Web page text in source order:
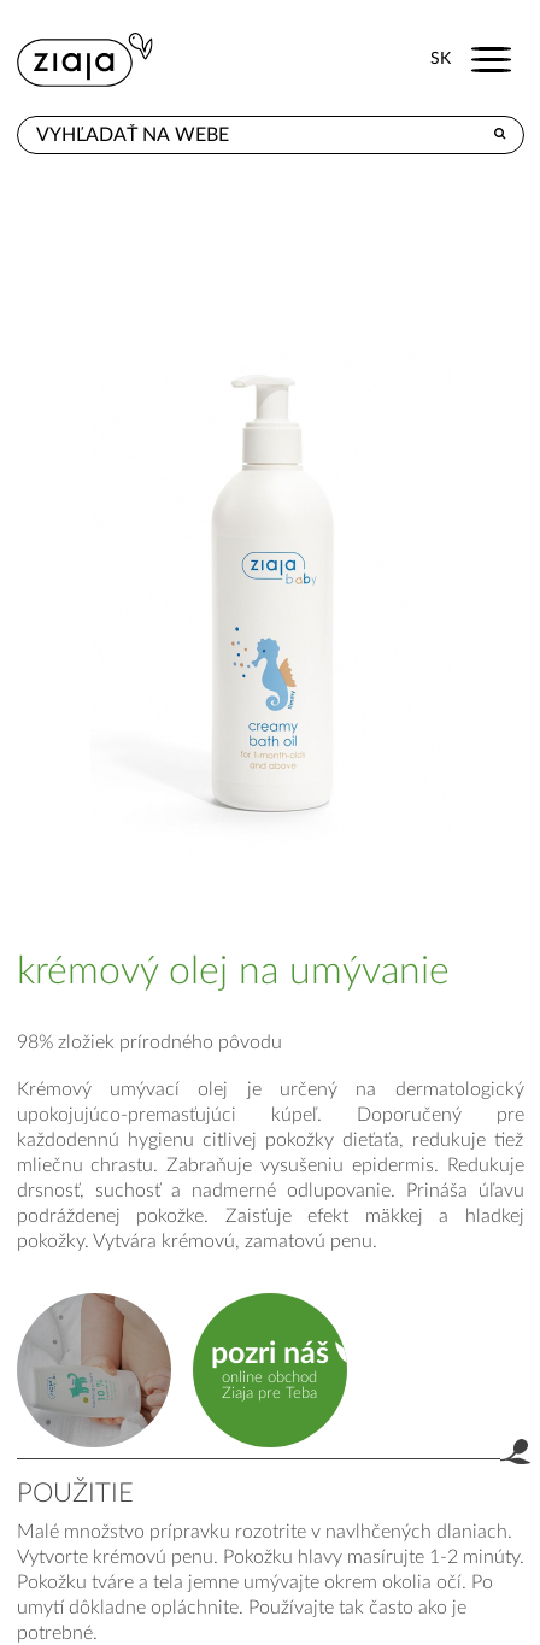
SK Menu
krémový olej na umývanie
98% zložiek prírodného pôvodu
Krémový umývací olej je určený na dermatologický
upokojujúco-premasťujúci kúpeľ. Doporučený pre
každodennú hygienu citlivej pokožky dieťaťa, redukuje tiež
mliečnu chrastu. Zabraňuje vysušeniu epidermis. Redukuje
drsnosť, suchosť a nadmerné odlupovanie. Prináša úľavu
podráždenej pokožke. Zaisťuje efekt mäkkej a hladkej
pokožky. Vytvára krémovú, zamatovú penu.
Použitie
pozri náš
online obchod
Ziaja pre Teba
POUŽITIE
Malé množstvo prípravku rozotrite v navlhčených dlaniach.
Vytvorte krémovú penu. Pokožku hlavy masírujte 1-2 minúty.
Pokožku tváre a tela jemne umývajte okrem okolia očí. Po
umytí dôkladne opláchnite. Používajte tak často ako je
potrebné.